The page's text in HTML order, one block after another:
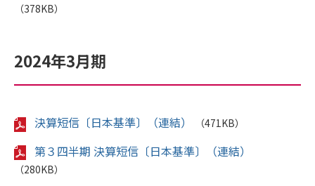
（378KB）
2024年3月期
決算短信〔日本基準〕（連結） （471KB）
第３四半期 決算短信〔日本基準〕（連結）
（280KB）